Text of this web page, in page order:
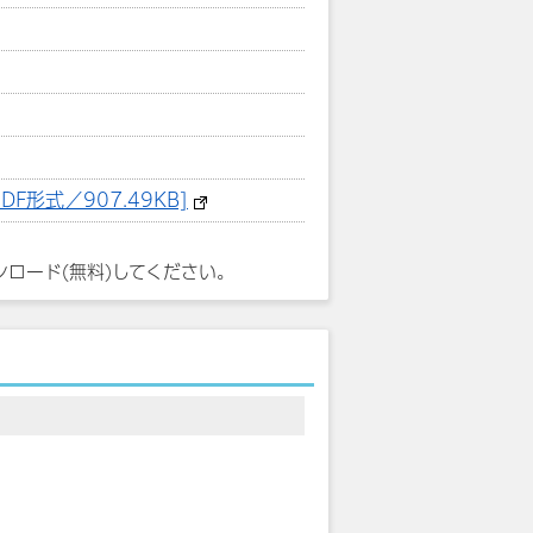
形式／907.49KB]
ロード(無料)してください。